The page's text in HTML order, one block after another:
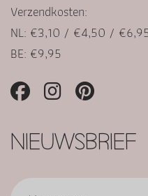
Verzendkosten:
NL: €3,10 / €4,50 /
BE: €9,95
NIEUWSBRIEF